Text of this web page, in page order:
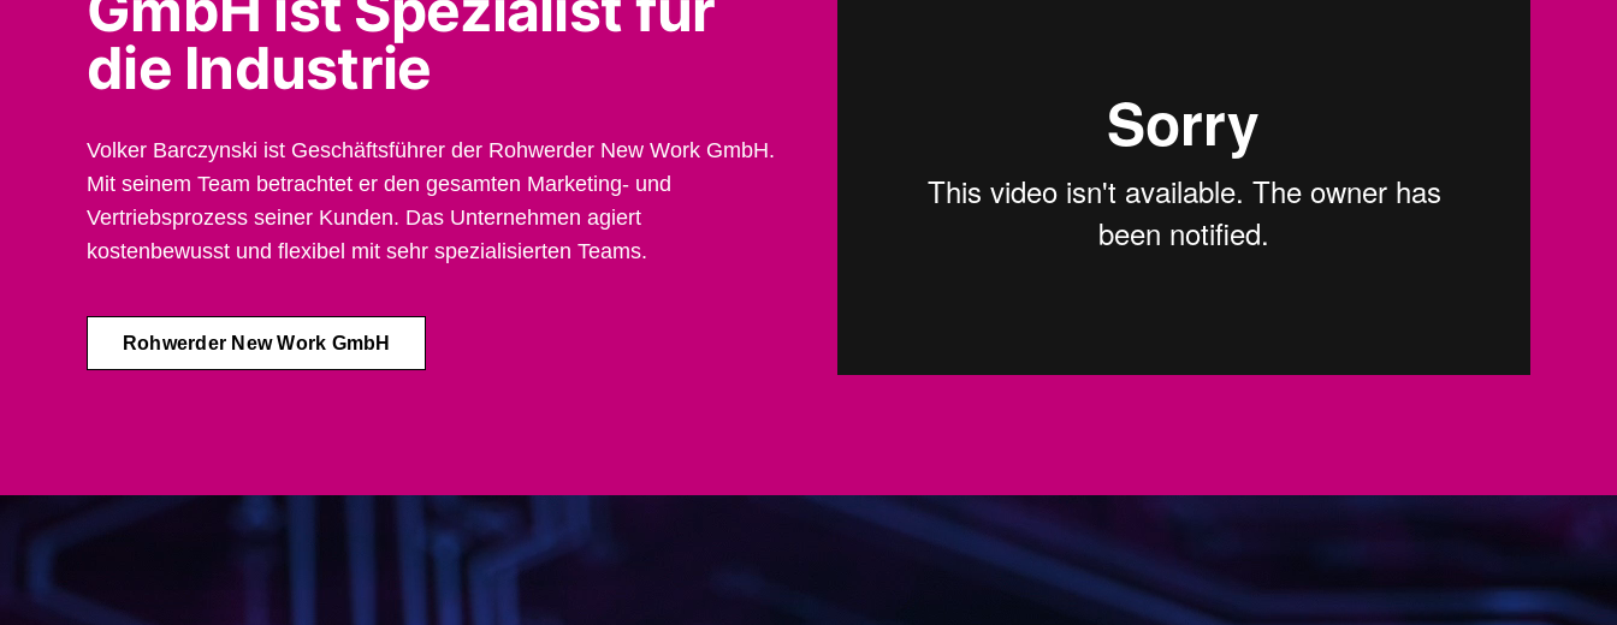
die Industrie
Volker Barczynski ist Geschäftsführer der Rohwerder New Work GmbH.
Mit seinem Team betrachtet er den gesamten Marketing- und
Vertriebsprozess seiner Kunden. Das Unternehmen agiert
kostenbewusst und flexibel mit sehr spezialisierten Teams.
Rohwerder New Work GmbH